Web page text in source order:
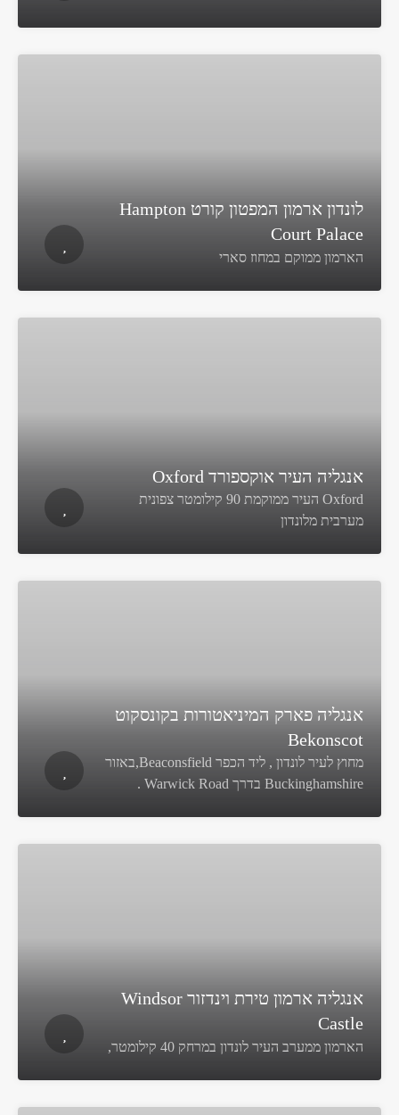
לונדון ארמון המפטון קורט Hampton
Court Palace
הארמון ממוקם במחוז סארי
אנגליה העיר אוקספורד Oxford
Oxford העיר ממוקמת 90 קילומטר צפונית
מערבית מלונדון
אנגליה פארק המיניאטורות בקונסקוט
Bekonscot
מחוץ לעיר לונדון , ליד הכפר Beaconsfield,באזור
Buckinghamshire בדרך Warwick Road .
אנגליה ארמון טירת וינדזור Windsor
Castle
הארמון ממערב העיר לונדון במרחק 40 קילומטר,